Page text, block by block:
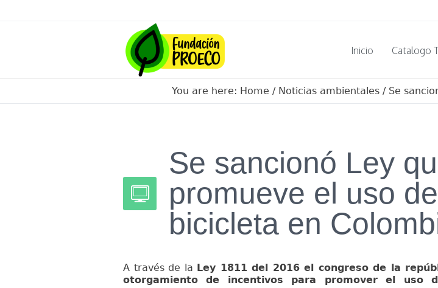
Inicio Catalogo
You are here: Home / Noticias ambientales / Se
Se sancionó Ley
promueve el uso de
bicicleta en
A través de la Ley 1811 del 2016 el congreso de la
otorgamiento de incentivos para promover el uso